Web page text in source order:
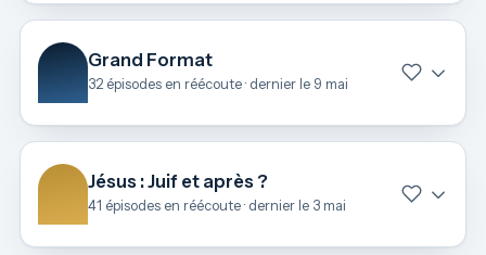
Grand Format
32 épisodes en réécoute · dernier le 9 mai
Jésus : Juif et après ?
41 épisodes en réécoute · dernier le 3 mai